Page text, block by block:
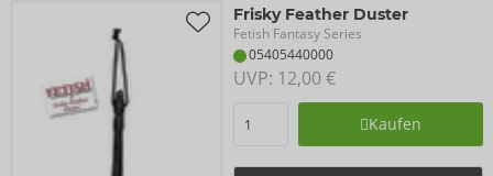
Frisky Feather Duster
Fetish Fantasy Series
05405440000
UVP: 12,00 €
Kaufen